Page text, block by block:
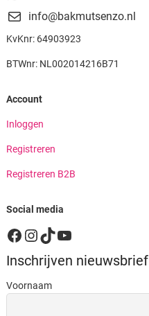
info@bakmutsenzo.nl
KvKnr: 64903923
BTWnr: NL002014216B71
Account
Inloggen
Registreren
Registreren B2B
Social media
Facebook
Instagram
TikTok
YouTube
Inschrijven nieuwsbrief
Voornaam